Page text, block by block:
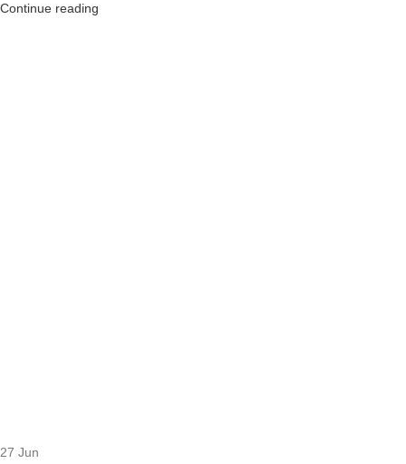
Continue reading
27 Jun